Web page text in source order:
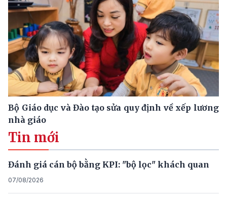
Bộ Giáo dục và Đào tạo sửa quy định về xếp lương
nhà giáo
Tin mới
Đánh giá cán bộ bằng KPI: "bộ lọc" khách quan
07/08/2026